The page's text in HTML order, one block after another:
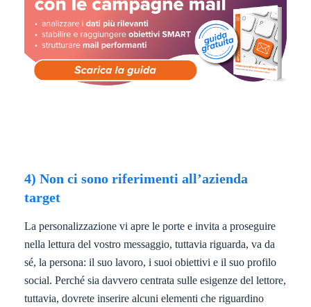
4) Non ci sono riferimenti all’azienda
target
La personalizzazione vi apre le porte e invita a proseguire
nella lettura del vostro messaggio, tuttavia riguarda, va da
sé, la persona: il suo lavoro, i suoi obiettivi e il suo profilo
social. Perché sia davvero centrata sulle esigenze del lettore,
tuttavia, dovrete inserire alcuni elementi che riguardino